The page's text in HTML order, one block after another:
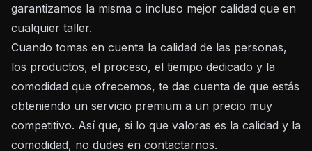
garantizamos la misma o incluso mejor calidad que en
cualquier taller.
Cuando tomas en cuenta la calidad de las personas,
los productos, el proceso, el tiempo dedicado y la
comodidad que ofrecemos, te das cuenta de que estás
obteniendo un servicio premium a un precio muy
competitivo. Así que, si lo que valoras es la calidad y la
comodidad, no dudes en contactarnos.